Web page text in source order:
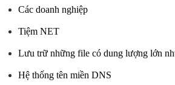
Các doanh nghiệp
Tiệm NET
Lưu trữ những file có dung lượng lớn
Hệ thống tên miền DNS